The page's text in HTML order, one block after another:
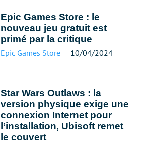
Epic Games Store : le
nouveau jeu gratuit est
primé par la critique
Epic Games Store 10/04/2024
Star Wars Outlaws : la
version physique exige une
connexion Internet pour
l’installation, Ubisoft remet
le couvert